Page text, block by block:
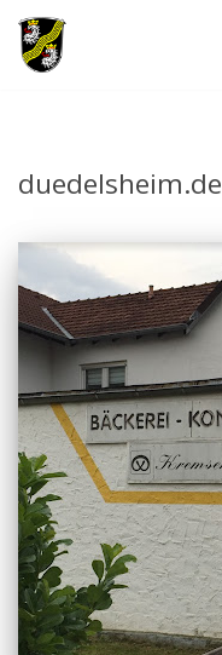
Zum
duedelsheim.de